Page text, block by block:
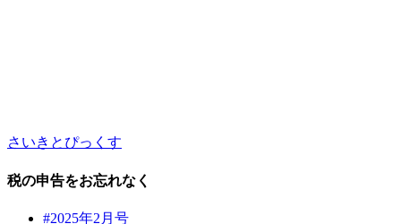
さいきとぴっくす
税の申告をお忘れなく
#2025年2月号